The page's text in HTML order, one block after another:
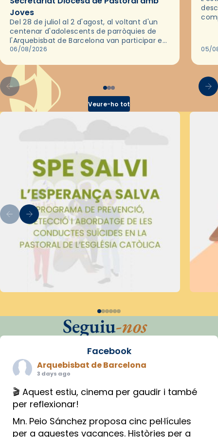
Joves
Del 28 de juliol al 2 d'agost, al voltant d'un
centenar d'adolescents de parròquies de
l'Arquebisbat de Barcelona van participar en
les convivències Be Apostle, organitzades
06/08/2026 05/
Veure-ho tot
Seguiu-nos
Facebook
Arquebisbat de Barcelona
3 days ago
🎬 Aquest estiu, cinema per gaudir i també
per reflexionar!
Mn. Peio Sánchez proposa cinc pel·lícules
per a aquestes vacances. Històries per a